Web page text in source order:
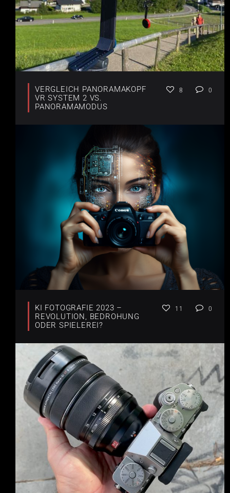
VERGLEICH PANORAMAKOPF
VR SYSTEM 2 VS.
PANORAMAMODUS
8 0
KI FOTOGRAFIE 2023 –
REVOLUTION, BEDROHUNG
ODER SPIELEREI?
11 0